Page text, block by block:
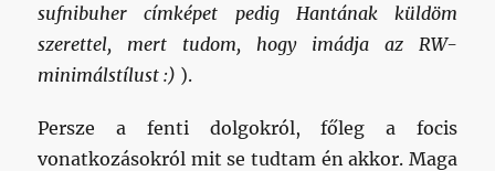
sufnibuher címképet pedig Hantának küldöm
szerettel, mert tudom, hogy imádja az RW-
minimálstílust :) ).
Persze a fenti dolgokról, főleg a focis
vonatkozásokról mit se tudtam én akkor. Maga